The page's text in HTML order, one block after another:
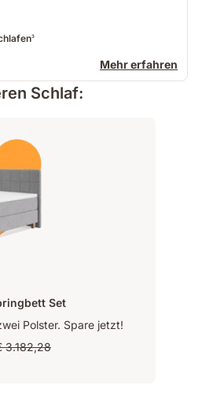
3
Mehr erfahren
Schlaf:
Set
Polster. Spare jetzt!
3.182,28